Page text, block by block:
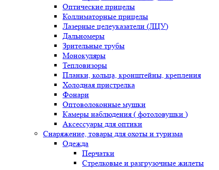
Оптические прицелы
Коллиматорные прицелы
Лазерные целеуказатели (ЛЦУ)
Дальномеры
Зрительные трубы
Монокуляры
Тепловизоры
Планки, кольца, кронштейны, крепления
Холодная пристрелка
Фонари
Оптоволоконные мушки
Камеры наблюдения ( фотоловушки )
Аксессуары для оптики
Снаряжение, товары для охоты и туризма
Одежда
Перчатки
Стрелковые и разгрузочные жилеты